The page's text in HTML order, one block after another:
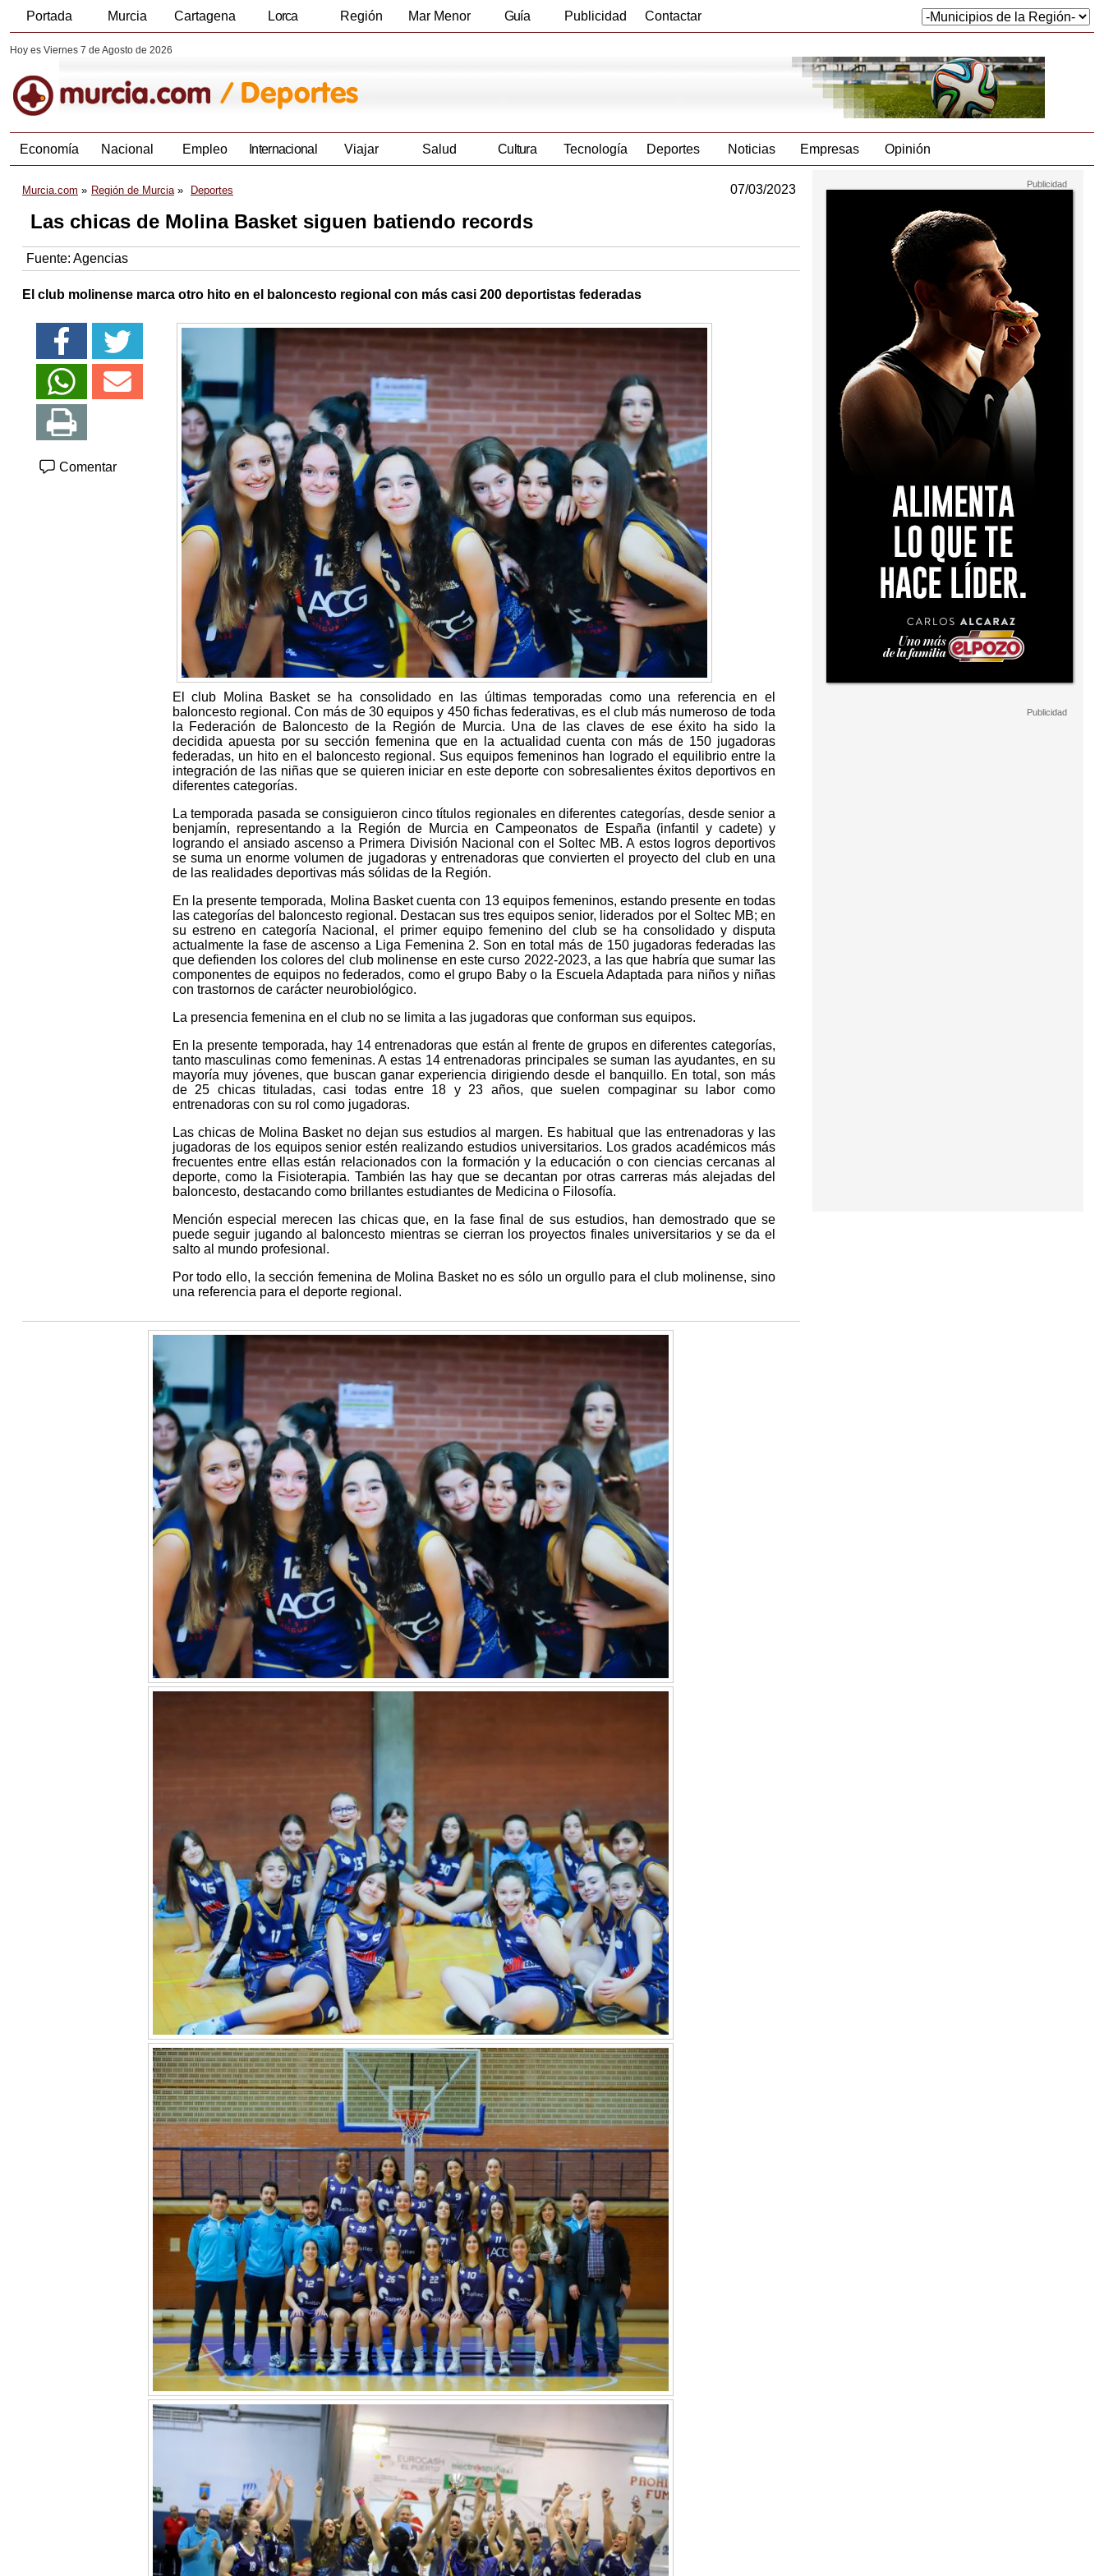
Portada Murcia Cartagena Lorca Región Mar Menor Guía Publicidad Contactar
Hoy es Viernes 7 de Agosto de 2026
Economía Nacional Empleo Internacional Viajar Salud Cultura Tecnología Deportes Noticias Empresas Opinión
Murcia.com Región de Murcia Deportes 07/03/2023
Las chicas de Molina Basket siguen batiendo records
Fuente: Agencias
El club molinense marca otro hito en el baloncesto regional con más casi 200 deportistas federadas
Comentar
El club Molina Basket se ha consolidado en las últimas temporadas como una referencia en el
baloncesto regional. Con más de 30 equipos y 450 fichas federativas, es el club más numeroso de toda
la Federación de Baloncesto de la Región de Murcia. Una de las claves de ese éxito ha sido la
decidida apuesta por su sección femenina que en la actualidad cuenta con más de 150 jugadoras
federadas, un hito en el baloncesto regional. Sus equipos femeninos han logrado el equilibrio entre la
integración de las niñas que se quieren iniciar en este deporte con sobresalientes éxitos deportivos en
diferentes categorías.
La temporada pasada se consiguieron cinco títulos regionales en diferentes categorías, desde senior a
benjamín, representando a la Región de Murcia en Campeonatos de España (infantil y cadete) y
logrando el ansiado ascenso a Primera División Nacional con el Soltec MB. A estos logros deportivos
se suma un enorme volumen de jugadoras y entrenadoras que convierten el proyecto del club en una
de las realidades deportivas más sólidas de la Región.
En la presente temporada, Molina Basket cuenta con 13 equipos femeninos, estando presente en todas
las categorías del baloncesto regional. Destacan sus tres equipos senior, liderados por el Soltec MB; en
su estreno en categoría Nacional, el primer equipo femenino del club se ha consolidado y disputa
actualmente la fase de ascenso a Liga Femenina 2. Son en total más de 150 jugadoras federadas las
que defienden los colores del club molinense en este curso 2022-2023, a las que habría que sumar las
componentes de equipos no federados, como el grupo Baby o la Escuela Adaptada para niños y niñas
con trastornos de carácter neurobiológico.
La presencia femenina en el club no se limita a las jugadoras que conforman sus equipos.
En la presente temporada, hay 14 entrenadoras que están al frente de grupos en diferentes categorías,
tanto masculinas como femeninas. A estas 14 entrenadoras principales se suman las ayudantes, en su
mayoría muy jóvenes, que buscan ganar experiencia dirigiendo desde el banquillo. En total, son más
de 25 chicas tituladas, casi todas entre 18 y 23 años, que suelen compaginar su labor como
entrenadoras con su rol como jugadoras.
Las chicas de Molina Basket no dejan sus estudios al margen. Es habitual que las entrenadoras y las
jugadoras de los equipos senior estén realizando estudios universitarios. Los grados académicos más
frecuentes entre ellas están relacionados con la formación y la educación o con ciencias cercanas al
deporte, como la Fisioterapia. También las hay que se decantan por otras carreras más alejadas del
baloncesto, destacando como brillantes estudiantes de Medicina o Filosofía.
Mención especial merecen las chicas que, en la fase final de sus estudios, han demostrado que se
puede seguir jugando al baloncesto mientras se cierran los proyectos finales universitarios y se da el
salto al mundo profesional.
Por todo ello, la sección femenina de Molina Basket no es sólo un orgullo para el club molinense, sino
una referencia para el deporte regional.